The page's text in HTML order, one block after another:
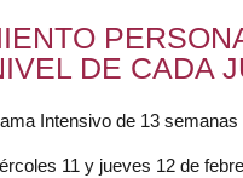
DE CADA
Intensivo de 13 semanas
11 y jueves 12 de